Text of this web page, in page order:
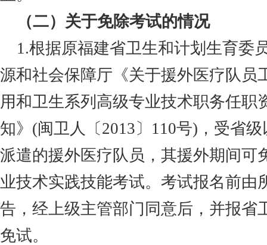
（二）关于免除考试的情况
1.根据原福建省卫生和计划生育委
源和社会保障厅《关于援外医疗队员
用和卫生系列高级专业技术职务任职
知》(闽卫人
〔 2013〕110号)，受省级
派遣的援外医疗队员，其援外期间可
业技术实践技能考试。考试报名前由
告，经上级主管部门同意后，并报省
免试。